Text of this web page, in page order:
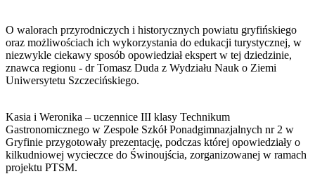
O walorach przyrodniczych i historycznych powiatu gryfińskiego
oraz możliwościach ich wykorzystania do edukacji turystycznej, w
niezwykle ciekawy sposób opowiedział ekspert w tej dziedzinie,
znawca regionu - dr Tomasz Duda z Wydziału Nauk o Ziemi
Uniwersytetu Szczecińskiego.
Kasia i Weronika – uczennice III klasy Technikum
Gastronomicznego w Zespole Szkół Ponadgimnazjalnych nr 2 w
Gryfinie przygotowały prezentację, podczas której opowiedziały o
kilkudniowej wycieczce do Świnoujścia, zorganizowanej w ramach
projektu PTSM.